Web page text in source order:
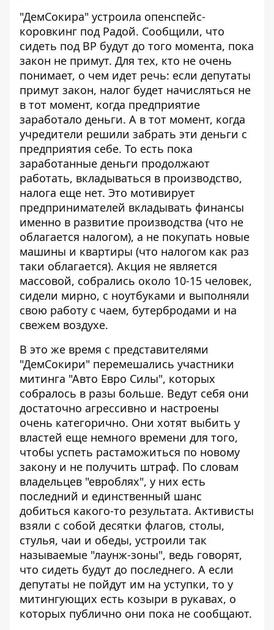
"ДемСокира" устроила опенспейс-
коровкинг под Радой. Сообщили, что
сидеть под ВР будут до того момента, пока
закон не примут. Для тех, кто не очень
понимает, о чем идет речь: если депутаты
примут закон, налог будет начисляться не
в тот момент, когда предприятие
заработало деньги. А в тот момент, когда
учредители решили забрать эти деньги с
предприятия себе. То есть пока
заработанные деньги продолжают
работать, вкладываться в производство,
налога еще нет. Это мотивирует
предпринимателей вкладывать финансы
именно в развитие производства (что не
облагается налогом), а не покупать новые
машины и квартиры (что налогом как раз
таки облагается). Акция не является
массовой, собрались около 10-15 человек,
сидели мирно, с ноутбуками и выполняли
свою работу с чаем, бутербродами и на
свежем воздухе.
В это же время с представителями
"ДемСокири" перемешались участники
митинга "Авто Евро Силы", которых
собралось в разы больше. Ведут себя они
достаточно агрессивно и настроены
очень категорично. Они хотят выбить у
властей еще немного времени для того,
чтобы успеть растаможиться по новому
закону и не получить штраф. По словам
владельцев "евроблях", у них есть
последний и единственный шанс
добиться какого-то результата. Активисты
взяли с собой десятки флагов, столы,
стулья, чаи и обеды, устроили так
называемые "лаунж-зоны", ведь говорят,
что сидеть будут до последнего. А если
депутаты не пойдут им на уступки, то у
митингующих есть козыри в рукавах, о
которых публично они пока не сообщают.